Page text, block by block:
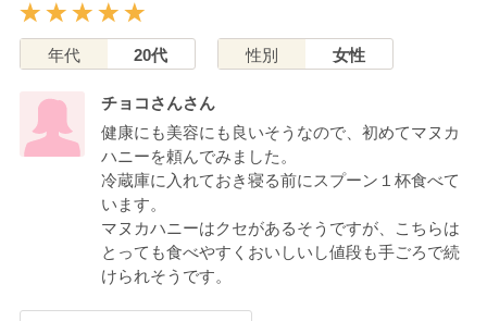
年代 20代 性別 女性
チョコさんさん
健康にも美容にも良いそうなので、初めてマヌカ
ハニーを頼んでみました。
冷蔵庫に入れておき寝る前にスプーン１杯食べて
います。
マヌカハニーはクセがあるそうですが、こちらは
とっても食べやすくおいしいし値段も手ごろで続
けられそうです。